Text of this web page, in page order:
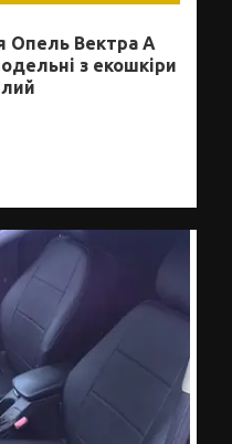
Опель Вектра А
з екошкіри